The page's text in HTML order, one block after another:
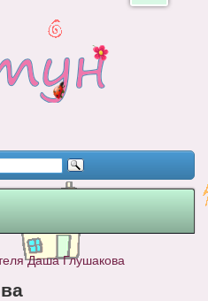
Даша Глушакова